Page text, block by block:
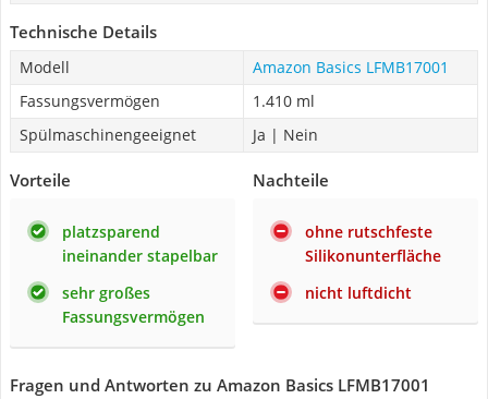
Technische Details
Modell
Amazon Basics LFMB17001
Fassungsvermögen
1.410 ml
Spülmaschinengeeignet
Ja | Nein
Vorteile
platzsparend
ineinander stapelbar
sehr großes
Fassungsvermögen
Nachteile
ohne rutschfeste
Silikonunterfläche
nicht luftdicht
Fragen und Antworten zu Amazon Basics LFMB17001